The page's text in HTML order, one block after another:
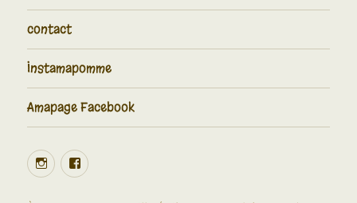
contact
Instamapomme
Amapage Facebook
Instamapomme
Facebook